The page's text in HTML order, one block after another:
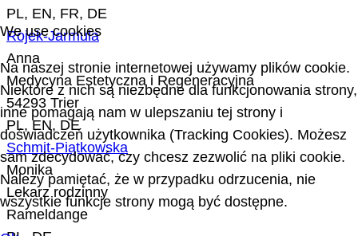
PL, EN, FR, DE
Rojek-Jarmula
Anna
Medycyna Estetyczna i Regeneracyjna
54293 Trier
PL, EN, DE
Schmit-Piątkowska
Monika
Lekarz rodzinny
Rameldange
We use cookies
Na naszej stronie internetowej używamy plików cookie.
Niektóre z nich są niezbędne dla funkcjonowania strony,
inne pomagają nam w ulepszaniu tej strony i
doświadczeń użytkownika (Tracking Cookies). Możesz
sam zdecydować, czy chcesz zezwolić na pliki cookie.
Należy pamiętać, że w przypadku odrzucenia, nie
wszystkie funkcje strony mogą być dostępne.